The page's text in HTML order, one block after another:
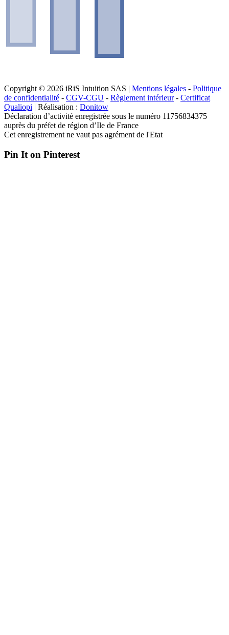
Copyright © 2026 iRiS Intuition SAS | Mentions légales - Politique
de confidentialité - CGV-CGU - Règlement intérieur- Certificat
Qualiopi | Réalisation : Donitow
Déclaration d’activité enregistrée sous le numéro 11756834375
auprès du préfet de région d’Ile de France
Cet enregistrement ne vaut pas agrément de l'Etat
Pin It on Pinterest